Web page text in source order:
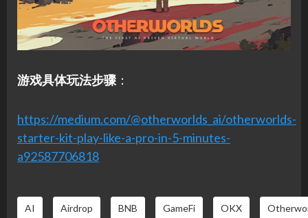
游戏具体玩法步骤 ：
https://medium.com/@otherworlds_ai/otherworlds-
starter-kit-play-like-a-pro-in-5-minutes-
a92587706818
AI Airdrop BNB GameFi OKX